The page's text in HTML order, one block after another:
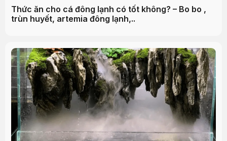
Thức ăn cho cá đông lạnh có tốt không? – Bo bo ,
trùn huyết, artemia đông lạnh,..